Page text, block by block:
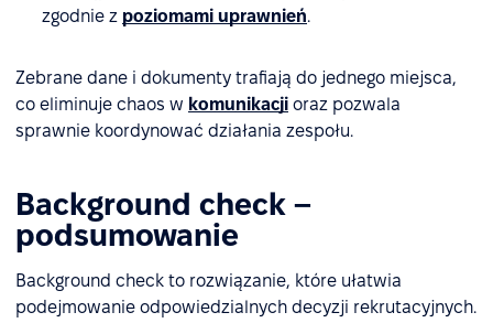
zgodnie z poziomami uprawnień.
Zebrane dane i dokumenty trafiają do jednego miejsca,
co eliminuje chaos w komunikacji oraz pozwala
sprawnie koordynować działania zespołu.
Background check –
podsumowanie
Background check to rozwiązanie, które ułatwia
podejmowanie odpowiedzialnych decyzji rekrutacyjnych.